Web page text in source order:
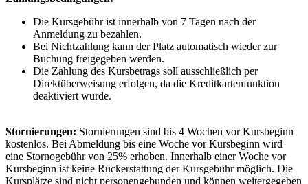
Die Kursgebühr ist innerhalb von 7 Tagen nach der
Anmeldung zu bezahlen.
Bei Nichtzahlung kann der Platz automatisch wieder zur
Buchung freigegeben werden.
Die Zahlung des Kursbetrags soll ausschließlich per
Direktüberweisung erfolgen, da die Kreditkartenfunktion
deaktiviert wurde.
Stornierungen: Stornierungen sind bis 4 Wochen vor Kursbeginn
kostenlos. Bei Abmeldung bis eine Woche vor Kursbeginn wird
eine Stornogebühr von 25% erhoben. Innerhalb einer Woche vor
Kursbeginn ist keine Rückerstattung der Kursgebühr möglich. Die
Kursplätze sind nicht personengebunden und können weitergegeben